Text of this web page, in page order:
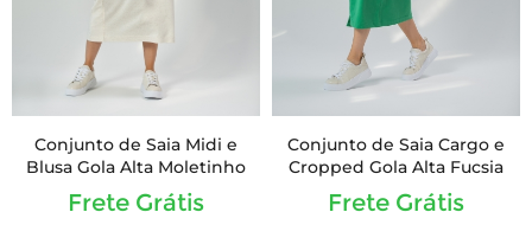
Conjunto de Saia Midi e
Blusa Gola Alta Moletinho
Frete Grátis
Conjunto de Saia Cargo e
Cropped Gola Alta Fucsia
Frete Grátis